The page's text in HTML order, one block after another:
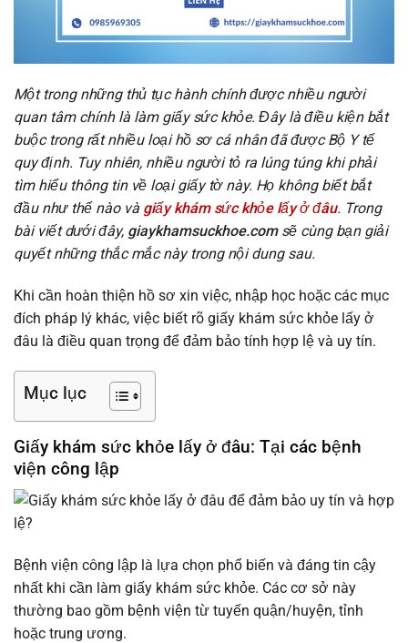
Một trong những thủ tục hành chính được nhiều người
quan tâm chính là làm giấy sức khỏe. Đây là điều kiện bắt
buộc trong rất nhiều loại hồ sơ cá nhân đã được Bộ Y tế
quy định. Tuy nhiên, nhiều người tỏ ra lúng túng khi phải
tìm hiểu thông tin về loại giấy tờ này. Họ không biết bắt
đầu như thế nào và giấy khám sức khỏe lấy ở đâu. Trong
bài viết dưới đây, giaykhamsuckhoe.comsẽ cùng bạn giải
quyết những thắc mắc này trong nội dung sau.
Khi cần hoàn thiện hồ sơ xin việc, nhập học hoặc các mục
đích pháp lý khác, việc biết rõ giấy khám sức khỏe lấy ở
đâu là điều quan trọng để đảm bảo tính hợp lệ và uy tín.
Mục lục
Giấy khám sức khỏe lấy ở đâu: Tại các bệnh
viện công lập
Bệnh viện công lập là lựa chọn phổ biến và đáng tin cậy
nhất khi cần làm giấy khám sức khỏe. Các cơ sở này
thường bao gồm bệnh viện từ tuyến quận/huyện, tỉnh
hoặc trung ương.